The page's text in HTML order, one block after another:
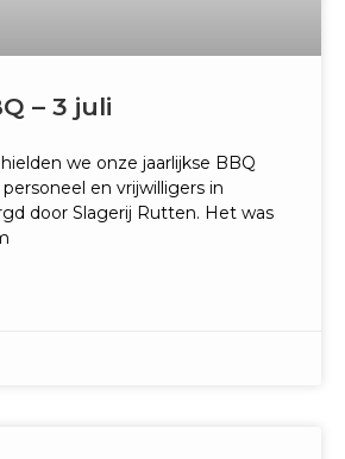
– 3 juli
we onze jaarlijkse BBQ
en vrijwilligers in
door Slagerij Rutten. Het was